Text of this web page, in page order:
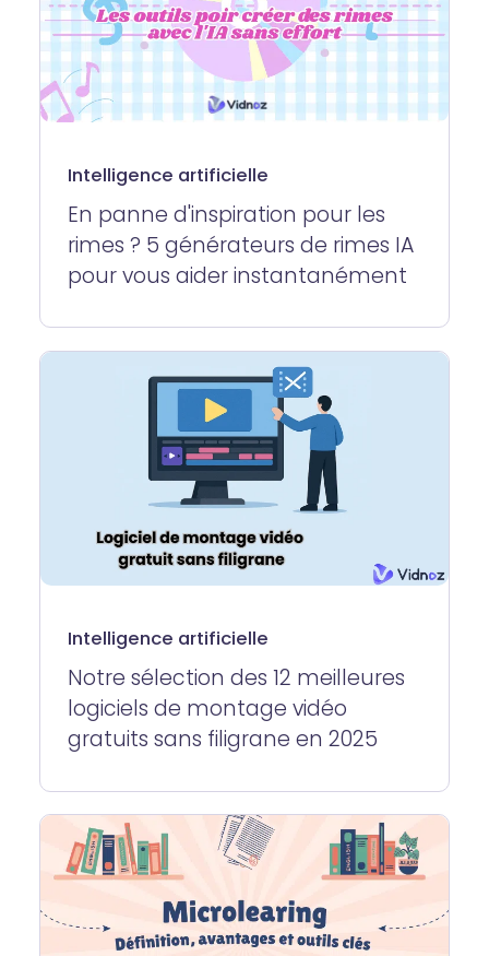
Intelligence artificielle
En panne d'inspiration pour les
rimes ? 5 générateurs de rimes IA
pour vous aider instantanément
Intelligence artificielle
Notre sélection des 12 meilleures
logiciels de montage vidéo
gratuits sans filigrane en 2025